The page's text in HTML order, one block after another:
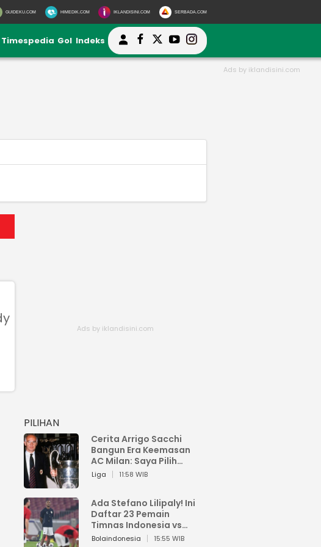
GUIDEKU.COM HIMEDIK.COM IKLANDISINI.COM SERBADA.COM
Timespedia Gol Indeks
PILIHAN
Cerita Arrigo Sacchi
Bangun Era Keemasan
AC Milan: Saya Pilih
Pemain dari Isi Otaknya
Liga 11:58 WIB
Ada Stefano Lilipaly! Ini
Daftar 23 Pemain
Timnas Indonesia vs
China
Bolaindonesia 15:55 WIB